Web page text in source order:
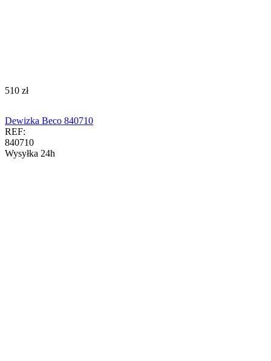
‍510‍ zł
Dewizka Beco 840710
REF:
840710
Wysyłka 24h